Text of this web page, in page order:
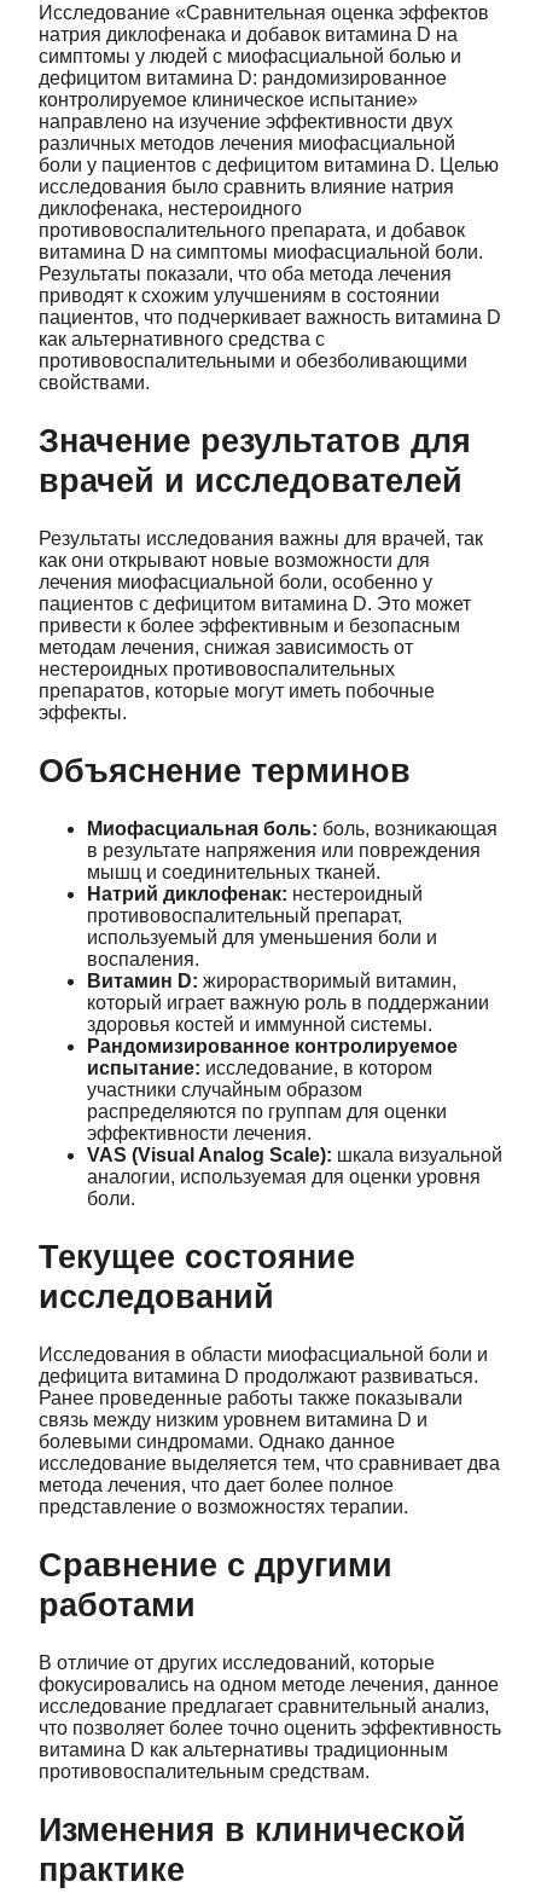
Исследование «Сравнительная оценка эффектов
натрия диклофенака и добавок витамина D на
симптомы у людей с миофасциальной болью и
дефицитом витамина D: рандомизированное
контролируемое клиническое испытание»
направлено на изучение эффективности двух
различных методов лечения миофасциальной
боли у пациентов с дефицитом витамина D. Целью
исследования было сравнить влияние натрия
диклофенака, нестероидного
противовоспалительного препарата, и добавок
витамина D на симптомы миофасциальной боли.
Результаты показали, что оба метода лечения
приводят к схожим улучшениям в состоянии
пациентов, что подчеркивает важность витамина D
как альтернативного средства с
противовоспалительными и обезболивающими
свойствами.
Значение результатов для
врачей и исследователей
Результаты исследования важны для врачей, так
как они открывают новые возможности для
лечения миофасциальной боли, особенно у
пациентов с дефицитом витамина D. Это может
привести к более эффективным и безопасным
методам лечения, снижая зависимость от
нестероидных противовоспалительных
препаратов, которые могут иметь побочные
эффекты.
Объяснение терминов
Миофасциальная боль: боль, возникающая
в результате напряжения или повреждения
мышц и соединительных тканей.
Натрий диклофенак: нестероидный
противовоспалительный препарат,
используемый для уменьшения боли и
воспаления.
Витамин D: жирорастворимый витамин,
который играет важную роль в поддержании
здоровья костей и иммунной системы.
Рандомизированное контролируемое
испытание: исследование, в котором
участники случайным образом
распределяются по группам для оценки
эффективности лечения.
VAS (Visual Analog Scale): шкала визуальной
аналогии, используемая для оценки уровня
боли.
Текущее состояние
исследований
Исследования в области миофасциальной боли и
дефицита витамина D продолжают развиваться.
Ранее проведенные работы также показывали
связь между низким уровнем витамина D и
болевыми синдромами. Однако данное
исследование выделяется тем, что сравнивает два
метода лечения, что дает более полное
представление о возможностях терапии.
Сравнение с другими
работами
В отличие от других исследований, которые
фокусировались на одном методе лечения, данное
исследование предлагает сравнительный анализ,
что позволяет более точно оценить эффективность
витамина D как альтернативы традиционным
противовоспалительным средствам.
Изменения в клинической
практике